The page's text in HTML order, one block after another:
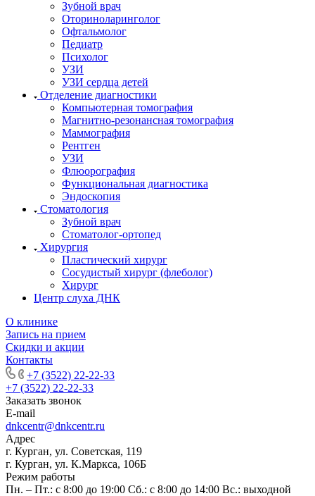
Зубной врач
Оториноларинголог
Офтальмолог
Педиатр
Психолог
УЗИ
УЗИ сердца детей
Отделение диагностики
Компьютерная томография
Магнитно-резонансная томография
Маммография
Рентген
УЗИ
Флюорография
Функциональная диагностика
Эндоскопия
Стоматология
Зубной врач
Стоматолог-ортопед
Хирургия
Пластический хирург
Сосудистый хирург (флеболог)
Хирург
Центр слуха ДНК
О клинике
Запись на прием
Скидки и акции
Контакты
+7 (3522) 22-22-33
+7 (3522) 22-22-33
Заказать звонок
E-mail
dnkcentr@dnkcentr.ru
Адрес
г. Курган, ул. Советская, 119
г. Курган, ул. К.Маркса, 106Б
Режим работы
Пн. – Пт.: с 8:00 до 19:00 Сб.: с 8:00 до 14:00 Вс.: выходной